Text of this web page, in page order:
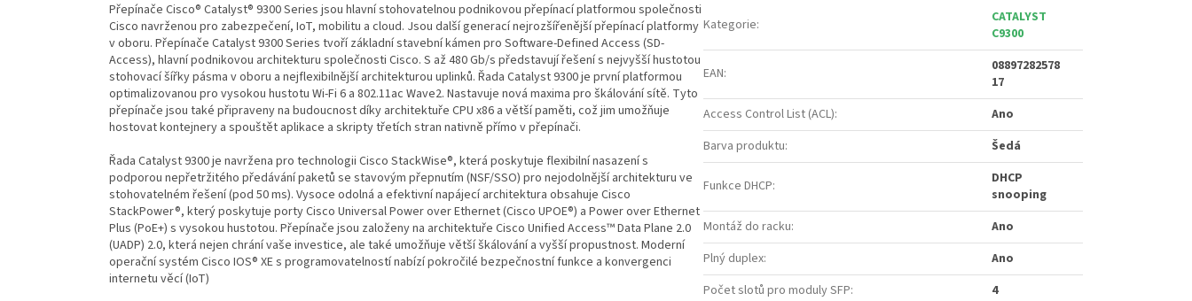
Přepínače Cisco® Catalyst® 9300 Series jsou hlavní stohovatelnou podnikovou přepínací platformou společnosti
Cisco navrženou pro zabezpečení, IoT, mobilitu a cloud. Jsou další generací nejrozšířenější přepínací platformy
v oboru. Přepínače Catalyst 9300 Series tvoří základní stavební kámen pro Software-Defined Access (SD-
Access), hlavní podnikovou architekturu společnosti Cisco. S až 480 Gb/s představují řešení s nejvyšší hustotou
stohovací šířky pásma v oboru a nejflexibilnější architekturou uplinků. Řada Catalyst 9300 je první platformou
optimalizovanou pro vysokou hustotu Wi-Fi 6 a 802.11ac Wave2. Nastavuje nová maxima pro škálování sítě. Tyto
přepínače jsou také připraveny na budoucnost díky architektuře CPU x86 a větší paměti, což jim umožňuje
hostovat kontejnery a spouštět aplikace a skripty třetích stran nativně přímo v přepínači.
Řada Catalyst 9300 je navržena pro technologii Cisco StackWise®, která poskytuje flexibilní nasazení s
podporou nepřetržitého předávání paketů se stavovým přepnutím (NSF/SSO) pro nejodolnější architekturu ve
stohovatelném řešení (pod 50 ms). Vysoce odolná a efektivní napájecí architektura obsahuje Cisco
StackPower®, který poskytuje porty Cisco Universal Power over Ethernet (Cisco UPOE®) a Power over Ethernet
Plus (PoE+) s vysokou hustotou. Přepínače jsou založeny na architektuře Cisco Unified Access™ Data Plane 2.0
(UADP) 2.0, která nejen chrání vaše investice, ale také umožňuje větší škálování a vyšší propustnost. Moderní
operační systém Cisco IOS® XE s programovatelností nabízí pokročilé bezpečnostní funkce a konvergenci
internetu věcí (IoT)
Kategorie:
CATALYST
C9300
EAN:
08897282578
17
Access Control List (ACL):
Ano
Barva produktu: Šedá
Funkce DHCP:
DHCP
snooping
Montáž do racku:
Ano
Plný duplex:
Ano
Počet slotů pro moduly SFP:
4